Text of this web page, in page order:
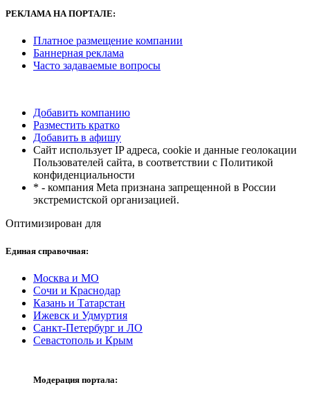
РЕКЛАМАНА ПОРТАЛЕ:
Платное размещение компании
Баннерная реклама
Часто задаваемые вопросы
Добавить компанию
Разместить кратко
Добавить в афишу
Сайт использует IP адреса, cookie и данные геолокации
Пользователей сайта, в соответствии с Политикой
конфиденциальности
* - компания Meta признана запрещенной в России
экстремистской организацией.
Оптимизирован для
Единая справочная:
Москва и МО
Сочи и Краснодар
Казань и Татарстан
Ижевск и Удмуртия
Санкт-Петербург и ЛО
Севастополь и Крым
Модерация портала: